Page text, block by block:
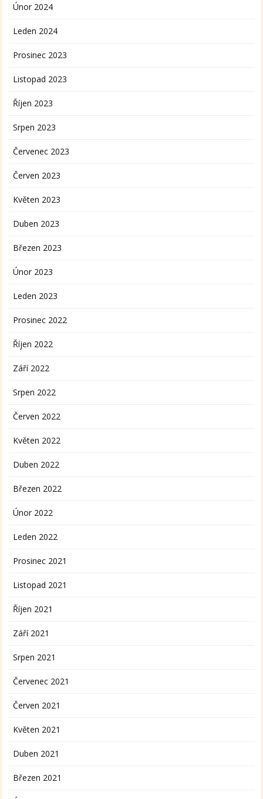
Únor 2024
Leden 2024
Prosinec 2023
Listopad 2023
Říjen 2023
Srpen 2023
Červenec 2023
Červen 2023
Květen 2023
Duben 2023
Březen 2023
Únor 2023
Leden 2023
Prosinec 2022
Říjen 2022
Září 2022
Srpen 2022
Červen 2022
Květen 2022
Duben 2022
Březen 2022
Únor 2022
Leden 2022
Prosinec 2021
Listopad 2021
Říjen 2021
Září 2021
Srpen 2021
Červenec 2021
Červen 2021
Květen 2021
Duben 2021
Březen 2021